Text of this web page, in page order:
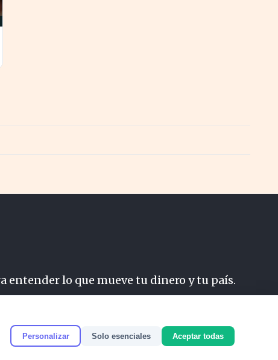
entender lo que mueve tu dinero y tu país.
Personalizar Solo esenciales Aceptar todas